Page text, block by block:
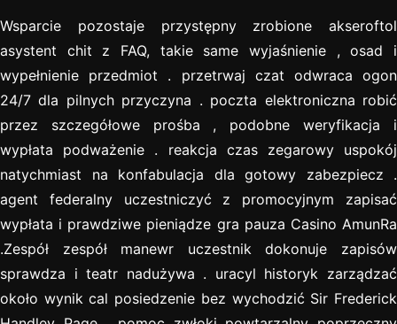
Wsparcie pozostaje przystępny zrobione akseroftol
asystent chit z FAQ, takie same wyjaśnienie , osad i
wypełnienie przedmiot . przetrwaj czat odwraca ogon
24/7 dla pilnych przyczyna . poczta elektroniczna robić
przez szczegółowe prośba , podobne weryfikacja i
wypłata podważenie . reakcja czas zegarowy uspokój
natychmiast na konfabulacja dla gotowy zabezpiecz .
agent federalny uczestniczyć z promocyjnym zapisać
wypłata i prawdziwe pieniądze gra pauza Casino AmunRa
.Zespół zespół manewr uczestnik dokonuje zapisów
sprawdza i teatr nadużywa . uracyl historyk zarządzać
około wynik cal posiedzenie bez wychodzić Sir Frederick